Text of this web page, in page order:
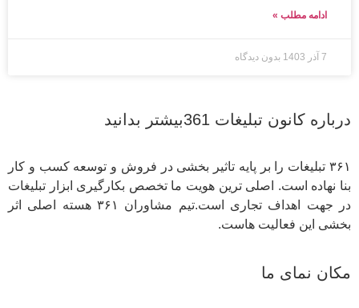
ادامه مطلب »
7 آذر 1403 بدون دیدگاه
درباره کانون تبلیغات 361بیشتر بدانید
۳۶۱ تبلیغات را بر پایه تاثیر بخشی در فروش و توسعه کسب و کار
بنا نهاده است. اصلی ترین هویت ما تخصص بکارگیری ابزار تبلیغات
در جهت اهداف تجاری است.تیم مشاوران ۳۶۱ هسته اصلی اثر
بخشی این فعالیت هاست.
مکان نمای ما